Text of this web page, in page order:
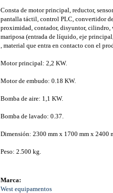
Consta de motor principal, reductor,
pantalla táctil, control PLC, convertidor
proximidad, contador, disyuntor,
mariposa (entrada de líquido, eje
, material que entra en contacto con el
Motor principal: 2,2 KW.
Motor de embudo: 0.18 KW.
Bomba de aire: 1,1 KW.
Bomba de lavado: 0.37.
Dimensión: 2300 mm x 1700 mm x 2400
Peso: 2.500 kg.
Marca:
West equipamentos